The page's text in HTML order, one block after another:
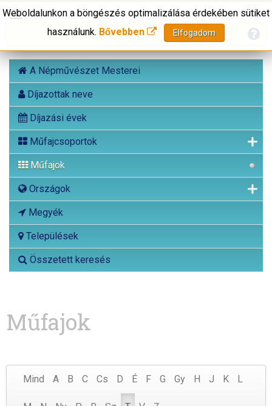
A Népművészet Mesterei
Díjazottak neve
Díjazási évek
Műfajcsoportok
Műfajok
Országok
Megyék
Települések
Összetett keresés
Weboldalunkon a böngészés optimalizálása érdekében sütiket
használunk. Bővebben Elfogadom
Műfajok
Mind A B C Cs D É F G Gy H J K L